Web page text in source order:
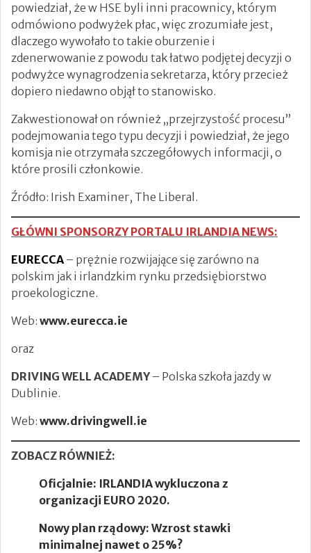
powiedział, że w HSE byli inni pracownicy, którym
odmówiono podwyżek płac, więc zrozumiałe jest,
dlaczego wywołało to takie oburzenie i
zdenerwowanie z powodu tak łatwo podjętej decyzji o
podwyżce wynagrodzenia sekretarza, który przecież
dopiero niedawno objął to stanowisko.
Zakwestionował on również „przejrzystość procesu”
podejmowania tego typu decyzji i powiedział, że jego
komisja nie otrzymała szczegółowych informacji, o
które prosili członkowie.
Źródło: Irish Examiner, The Liberal.
GŁÓWNI SPONSORZY PORTALU IRLANDIA NEWS:
EURECCA– prężnie rozwijające się zarówno na
polskim jak i irlandzkim rynku przedsiębiorstwo
proekologiczne.
Web: www.eurecca.ie
oraz
DRIVING WELL ACADEMY– Polska szkoła jazdy w
Dublinie.
Web: www.drivingwell.ie
ZOBACZ RÓWNIEŻ:
Oficjalnie: IRLANDIA wykluczona z
organizacji EURO 2020.
Nowy plan rządowy: Wzrost stawki
minimalnej nawet o 25%?